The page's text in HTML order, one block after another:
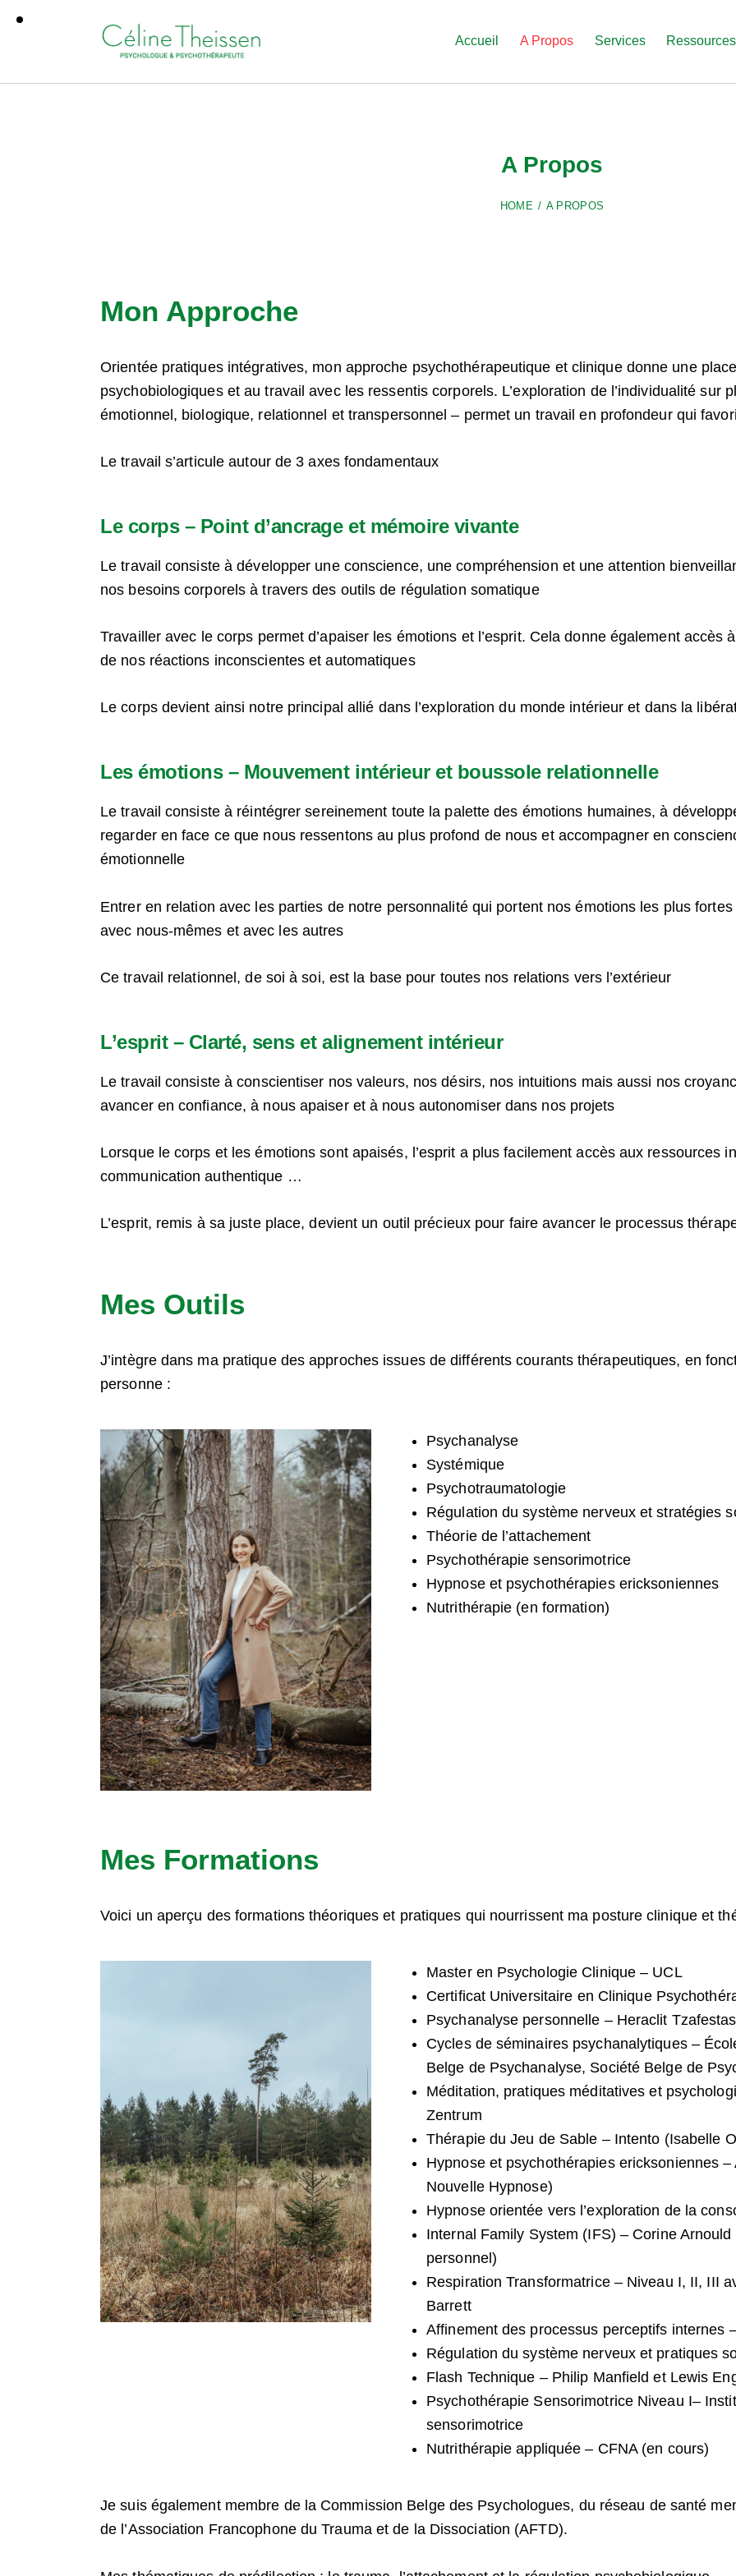
Accueil A Propos Services Ressources
A Propos
HOME A PROPOS
Mon Approche
Orientée pratiques intégratives, mon approche psychothérapeutique et clinique donne une
psychobiologiques et au travail avec les ressentis corporels. L’exploration de l’individualité sur
émotionnel, biologique, relationnel et transpersonnel – permet un travail en profondeur qui
Le travail s’articule autour de 3 axes fondamentaux
Le corps – Point d’ancrage et mémoire vivante
Le travail consiste à développer une conscience, une compréhension et une attention
nos besoins corporels à travers des outils de régulation somatique
Travailler avec le corps permet d’apaiser les émotions et l’esprit. Cela donne également accès
de nos réactions inconscientes et automatiques
Le corps devient ainsi notre principal allié dans l’exploration du monde intérieur et dans la
Les émotions – Mouvement intérieur et boussole relationnelle
Le travail consiste à réintégrer sereinement toute la palette des émotions humaines, à
regarder en face ce que nous ressentons au plus profond de nous et accompagner en
émotionnelle
Entrer en relation avec les parties de notre personnalité qui portent nos émotions les plus
avec nous-mêmes et avec les autres
Ce travail relationnel, de soi à soi, est la base pour toutes nos relations vers l’extérieur
L’esprit – Clarté, sens et alignement intérieur
Le travail consiste à conscientiser nos valeurs, nos désirs, nos intuitions mais aussi nos
avancer en confiance, à nous apaiser et à nous autonomiser dans nos projets
Lorsque le corps et les émotions sont apaisés, l’esprit a plus facilement accès aux ressources
communication authentique …
L’esprit, remis à sa juste place, devient un outil précieux pour faire avancer le processus
Mes Outils
J’intègre dans ma pratique des approches issues de différents courants thérapeutiques, en
personne :
Psychanalyse
Systémique
Psychotraumatologie
Régulation du système nerveux et stratégies
Théorie de l’attachement
Psychothérapie sensorimotrice
Hypnose et psychothérapies ericksoniennes
Nutrithérapie (en formation)
Mes Formations
Voici un aperçu des formations théoriques et pratiques qui nourrissent ma posture clinique et
Master en Psychologie Clinique – UCL
Certificat Universitaire en Clinique
Psychanalyse personnelle – Heraclit Tzafestas
Cycles de séminaires psychanalytiques –
Belge de Psychanalyse, Société Belge de
Méditation, pratiques méditatives et
Zentrum
Thérapie du Jeu de Sable – Intento (Isabelle
Hypnose et psychothérapies ericksoniennes
Nouvelle Hypnose)
Hypnose orientée vers l’exploration de la
Internal Family System (IFS) – Corine
personnel)
Respiration Transformatrice – Niveau I, II, III
Barrett
Affinement des processus perceptifs internes
Régulation du système nerveux et pratiques
Flash Technique – Philip Manfield et Lewis
Psychothérapie Sensorimotrice Niveau I–
sensorimotrice
Nutrithérapie appliquée – CFNA (en cours)
Je suis également membre de la Commission Belge des Psychologues, du réseau de santé
de l’Association Francophone du Trauma et de la Dissociation (AFTD).